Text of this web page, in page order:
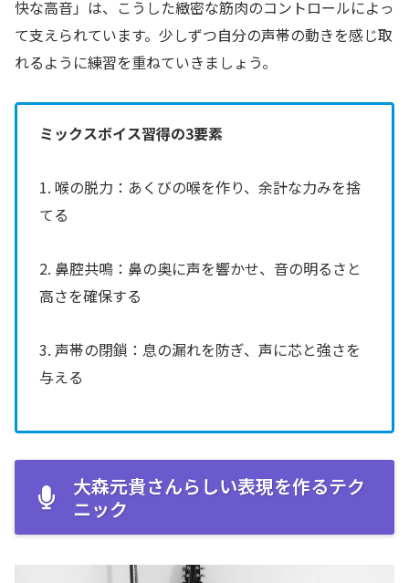
快な高音」は、こうした緻密な筋肉のコントロールによっ
て支えられています。少しずつ自分の声帯の動きを感じ取
れるように練習を重ねていきましょう。
ミックスボイス習得の3要素
1. 喉の脱力：あくびの喉を作り、余計な力みを捨
てる
2. 鼻腔共鳴：鼻の奥に声を響かせ、音の明るさと
高さを確保する
3. 声帯の閉鎖：息の漏れを防ぎ、声に芯と強さを
与える
大森元貴さんらしい表現を作るテク
ニック